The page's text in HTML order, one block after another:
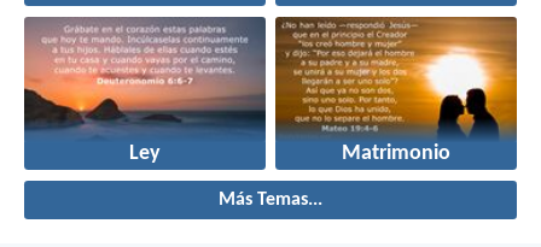
Ley Matrimonio
Más Temas...